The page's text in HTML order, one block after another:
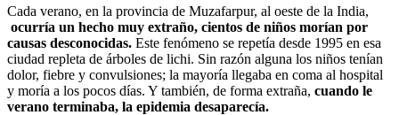
seconds
of
1
minute,
2
seconds
Cada verano, en la provincia de Muzafarpur, al oeste de la India,
ocurría un hecho muy extraño, cientos de niños morían por
causas desconocidas. Este fenómeno se repetía desde 1995 en esa
ciudad repleta de árboles de lichi. Sin razón alguna los niños tenían
dolor, fiebre y convulsiones; la mayoría llegaba en coma al hospital
y moría a los pocos días. Y también, de forma extraña, cuando le
verano terminaba, la epidemia desaparecía.